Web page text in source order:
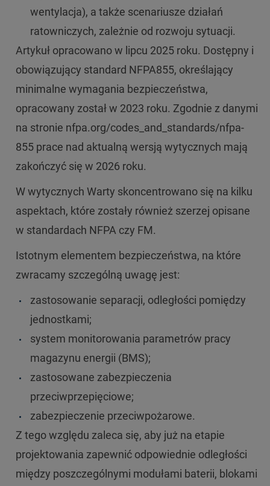
wentylacja), a także scenariusze działań
ratowniczych, zależnie od rozwoju sytuacji.
Artykuł opracowano w lipcu 2025 roku. Dostępny i
obowiązujący standard NFPA855, określający
minimalne wymagania bezpieczeństwa,
opracowany został w 2023 roku. Zgodnie z danymi
na stronie nfpa.org/codes_and_standards/nfpa-
855 prace nad aktualną wersją wytycznych mają
zakończyć się w 2026 roku.
W wytycznych Warty skoncentrowano się na kilku
aspektach, które zostały również szerzej opisane
w standardach NFPA czy FM.
Istotnym elementem bezpieczeństwa, na które
zwracamy szczególną uwagę jest:
zastosowanie separacji, odległości pomiędzy
jednostkami;
system monitorowania parametrów pracy
magazynu energii (BMS);
zastosowane zabezpieczenia
przeciwprzepięciowe;
zabezpieczenie przeciwpożarowe.
Z tego względu zaleca się, aby już na etapie
projektowania zapewnić odpowiednie odległości
między poszczególnymi modułami baterii, blokami